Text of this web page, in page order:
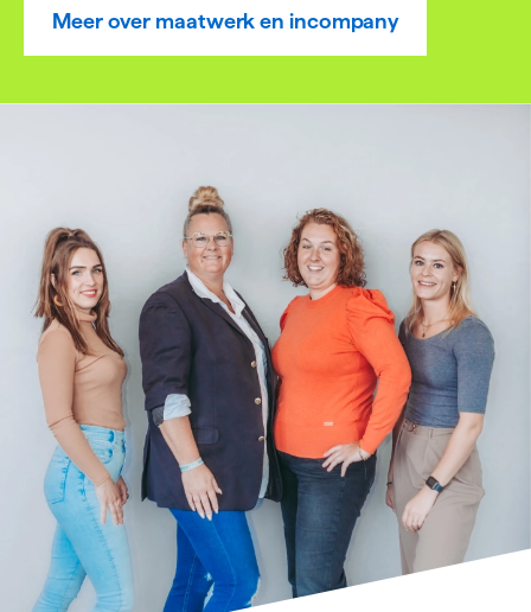
Meer over maatwerk en incompany